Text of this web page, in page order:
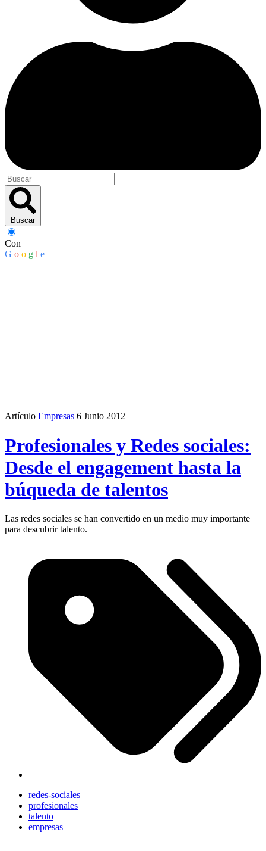
Buscar
Con
G o o g l e
Artículo Empresas 6 Junio 2012
Profesionales y Redes sociales:
Desde el engagement hasta la
búqueda de talentos
Las redes sociales se han convertido en un medio muy importante
para descubrir talento.
redes-sociales
profesionales
talento
empresas